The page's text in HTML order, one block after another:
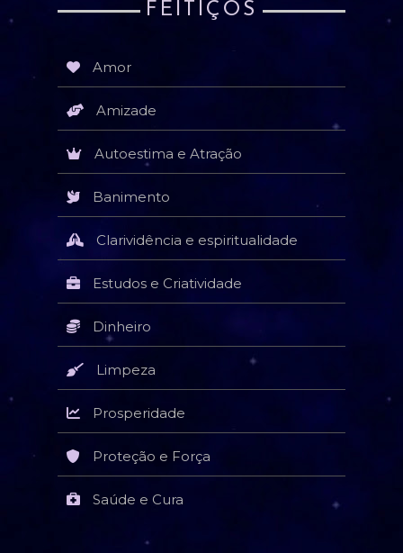
FEITIÇOS
Amor
Amizade
Autoestima e Atração
Banimento
Clarividência e espiritualidade
Estudos e Criatividade
Dinheiro
Limpeza
Prosperidade
Proteção e Força
Saúde e Cura